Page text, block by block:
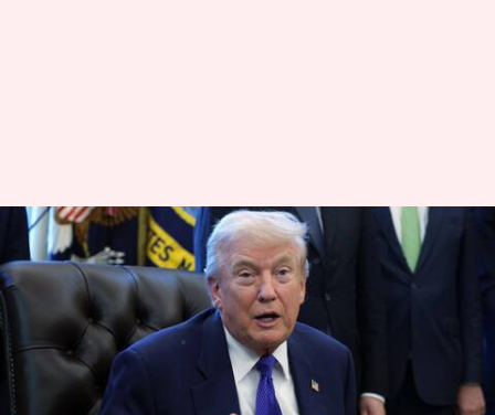
ट्रंप ने कहा- होर्मुज जलडमरूमध्य
खुला रहेगा, जरूरत पड़ने पर
नाकाबंदी के लिए जहाज तैनात रहेंगे
लेखन Jun 23, 2026 06:34 pm
क्या है खबर?